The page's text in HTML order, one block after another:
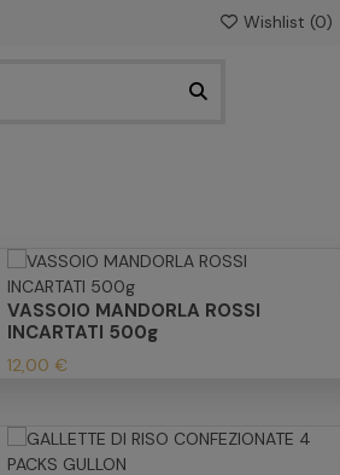
Wishlist (0)
VASSOIO MANDORLA ROSSI
INCARTATI 500g
12,00 €